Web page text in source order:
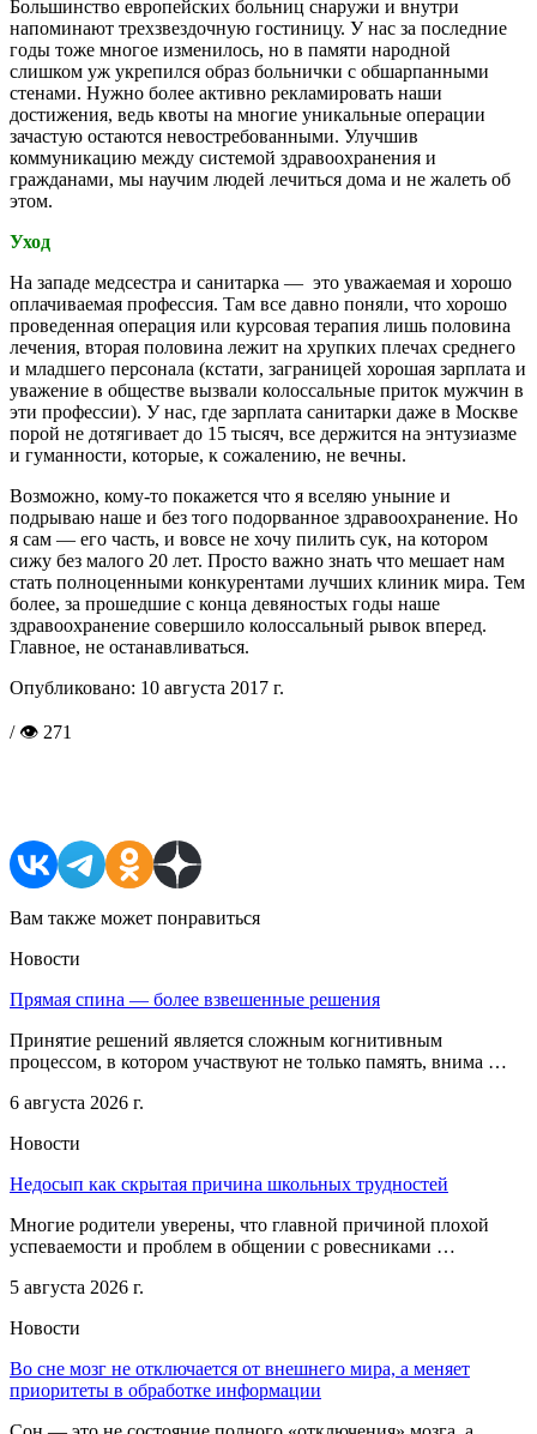
Большинство европейских больниц снаружи и внутри
напоминают трехзвездочную гостиницу. У нас за последние
годы тоже многое изменилось, но в памяти народной
слишком уж укрепился образ больнички с обшарпанными
стенами. Нужно более активно рекламировать наши
достижения, ведь квоты на многие уникальные операции
зачастую остаются невостребованными. Улучшив
коммуникацию между системой здравоохранения и
гражданами, мы научим людей лечиться дома и не жалеть об
этом.
Уход
На западе медсестра и санитарка — это уважаемая и хорошо
оплачиваемая профессия. Там все давно поняли, что хорошо
проведенная операция или курсовая терапия лишь половина
лечения, вторая половина лежит на хрупких плечах среднего
и младшего персонала (кстати, заграницей хорошая зарплата и
уважение в обществе вызвали колоссальные приток мужчин в
эти профессии). У нас, где зарплата санитарки даже в Москве
порой не дотягивает до 15 тысяч, все держится на энтузиазме
и гуманности, которые, к сожалению, не вечны.
Возможно, кому-то покажется что я вселяю уныние и
подрываю наше и без того подорванное здравоохранение. Но
я сам — его часть, и вовсе не хочу пилить сук, на котором
сижу без малого 20 лет. Просто важно знать что мешает нам
стать полноценными конкурентами лучших клиник мира. Тем
более, за прошедшие с конца девяностых годы наше
здравоохранение совершило колоссальный рывок вперед.
Главное, не останавливаться.
Опубликовано: 10 августа 2017 г.
/ 👁 271
Вам также может понравиться
Новости
Прямая спина — более взвешенные решения
Принятие решений является сложным когнитивным
процессом, в котором участвуют не только память, внима …
6 августа 2026 г.
Новости
Недосып как скрытая причина школьных трудностей
Многие родители уверены, что главной причиной плохой
успеваемости и проблем в общении с ровесниками …
5 августа 2026 г.
Новости
Во сне мозг не отключается от внешнего мира, а меняет
приоритеты в обработке информации